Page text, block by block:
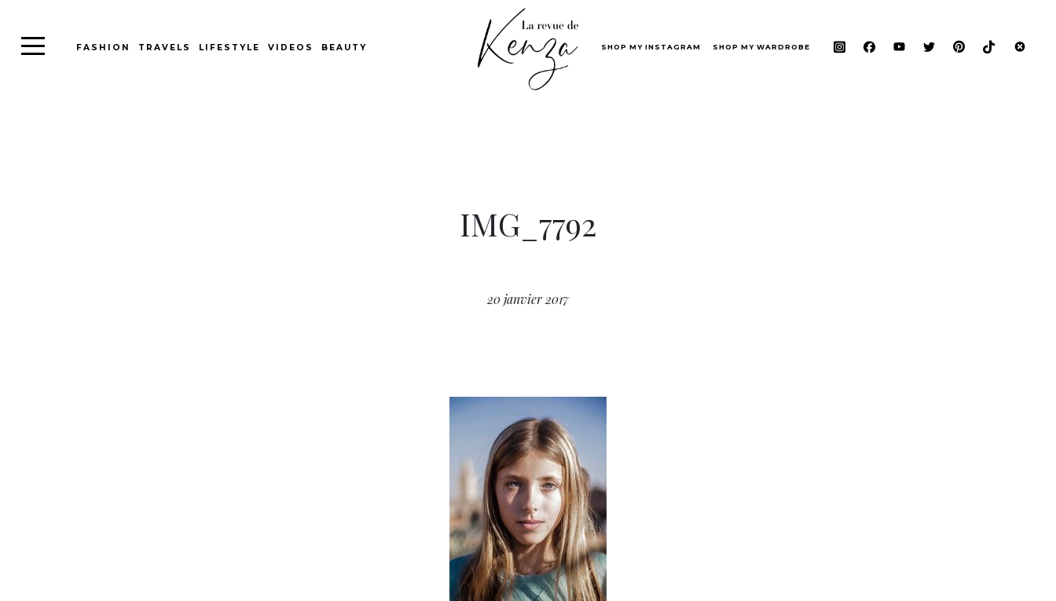
FASHION TRAVELS LIFESTYLE VIDEOS BEAUTY SHOP MY INSTAGRAM SHOP MY WARDROBE
IMG_7792
20 janvier 2017